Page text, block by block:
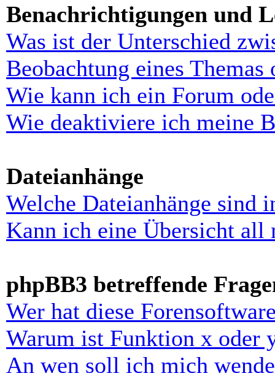
Benachrichtigungen und
Was ist der Unterschied
Beobachtung eines Themas
Wie kann ich ein Forum
Wie deaktiviere ich meine
Dateianhänge
Welche Dateianhänge sind
Kann ich eine Übersicht all
phpBB3 betreffende
Wer hat diese
Warum ist Funktion x oder
An wen soll ich mich